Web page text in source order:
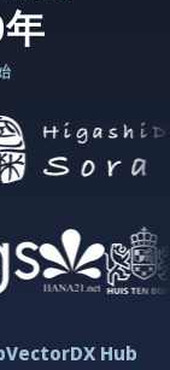
VectorDX Hub